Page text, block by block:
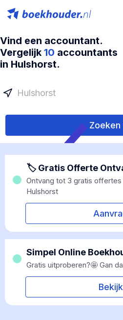
Vind een accountant.
Vergelijk 10 accountants
in Hulshorst.
Zoeken
🏷 Gratis Offerte
Ontvang tot 3 gratis
Hulshorst
Simpel Online
Gratis uitproberen?🤩 Gan